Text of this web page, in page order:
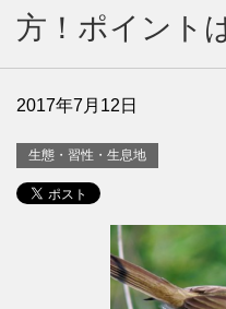
方！ポイント
2017年7月12日
生態・習性・生息地